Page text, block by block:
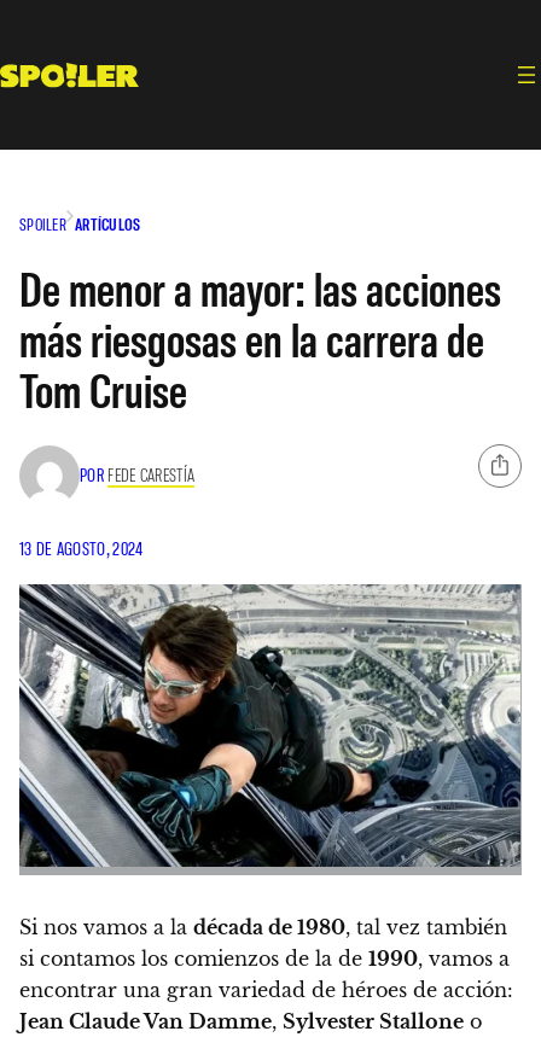
contenido
SPOILER ARTÍCULOS
De menor a mayor: las acciones
más riesgosas en la carrera de
Tom Cruise
POR FEDE CARESTÍA
13 DE AGOSTO, 2024
Si nos vamos a la década de 1980, tal vez también
si contamos los comienzos de la de 1990, vamos a
encontrar una gran variedad de héroes de acción:
Jean Claude Van Damme, Sylvester Stallone o